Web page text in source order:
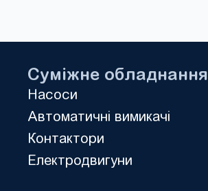
Суміжне обладнання
Насоси
Автоматичні вимикачі
Контактори
Електродвигуни